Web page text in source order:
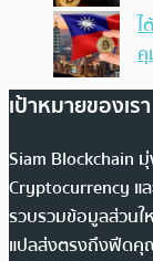
ไ
คุ
เป้าหมายของเรา
Siam Blockchain
Cryptocurrency แล
รวบรวมข้อมูลส่วนใ
แปลส่งตรงถึงฟีด